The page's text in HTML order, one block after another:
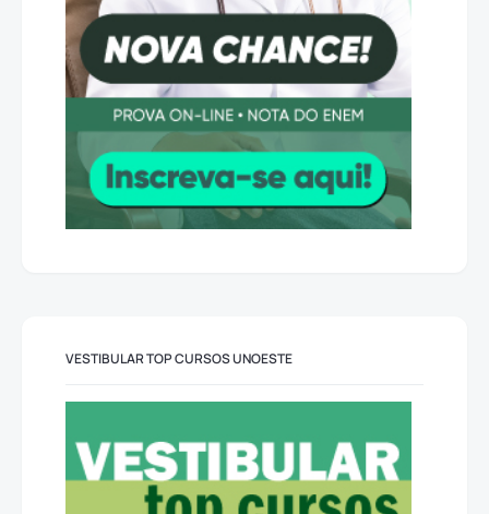
VESTIBULAR TOP CURSOS UNOESTE